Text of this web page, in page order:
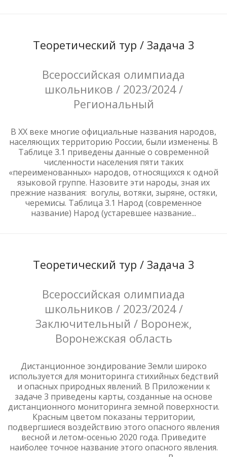
Теоретический тур / Задача 3
Всероссийская олимпиада
школьников / 2023/2024 /
Региональный
В ХХ веке многие официальные названия народов,
населяющих территорию России, были изменены. В
Таблице 3.1 приведены данные о современной
численности населения пяти таких
«переименованных» народов, относящихся к одной
языковой группе. Назовите эти народы, зная их
прежние названия: вогулы, вотяки, зыряне, остяки,
черемисы. Таблица 3.1 Народ (современное
название) Народ (устаревшее название...
Теоретический тур / Задача 3
Всероссийская олимпиада
школьников / 2023/2024 /
Заключительный / Воронеж,
Воронежская область
Дистанционное зондирование Земли широко
используется для мониторинга стихийных бедствий
и опасных природных явлений. В Приложении к
задаче 3 приведены карты, созданные на основе
дистанционного мониторинга земной поверхности.
Красным цветом показаны территории,
подвергшиеся воздействию этого опасного явления
весной и летом-осенью 2020 года. Приведите
наиболее точное название этого опасного явления.